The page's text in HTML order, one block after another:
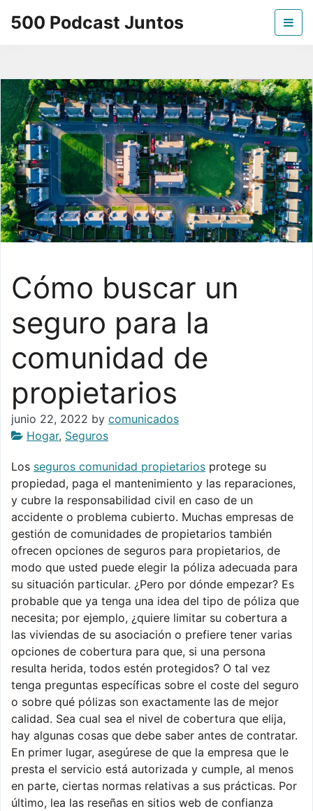
500 Podcast Juntos
Cómo buscar un
seguro para la
comunidad de
propietarios
junio 22, 2022 by comunicados
Hogar, Seguros
Los seguros comunidad propietarios protege su
propiedad, paga el mantenimiento y las reparaciones,
y cubre la responsabilidad civil en caso de un
accidente o problema cubierto. Muchas empresas de
gestión de comunidades de propietarios también
ofrecen opciones de seguros para propietarios, de
modo que usted puede elegir la póliza adecuada para
su situación particular. ¿Pero por dónde empezar? Es
probable que ya tenga una idea del tipo de póliza que
necesita; por ejemplo, ¿quiere limitar su cobertura a
las viviendas de su asociación o prefiere tener varias
opciones de cobertura para que, si una persona
resulta herida, todos estén protegidos? O tal vez
tenga preguntas específicas sobre el coste del seguro
o sobre qué pólizas son exactamente las de mejor
calidad. Sea cual sea el nivel de cobertura que elija,
hay algunas cosas que debe saber antes de contratar.
En primer lugar, asegúrese de que la empresa que le
presta el servicio está autorizada y cumple, al menos
en parte, ciertas normas relativas a sus prácticas. Por
último, lea las reseñas en sitios web de confianza